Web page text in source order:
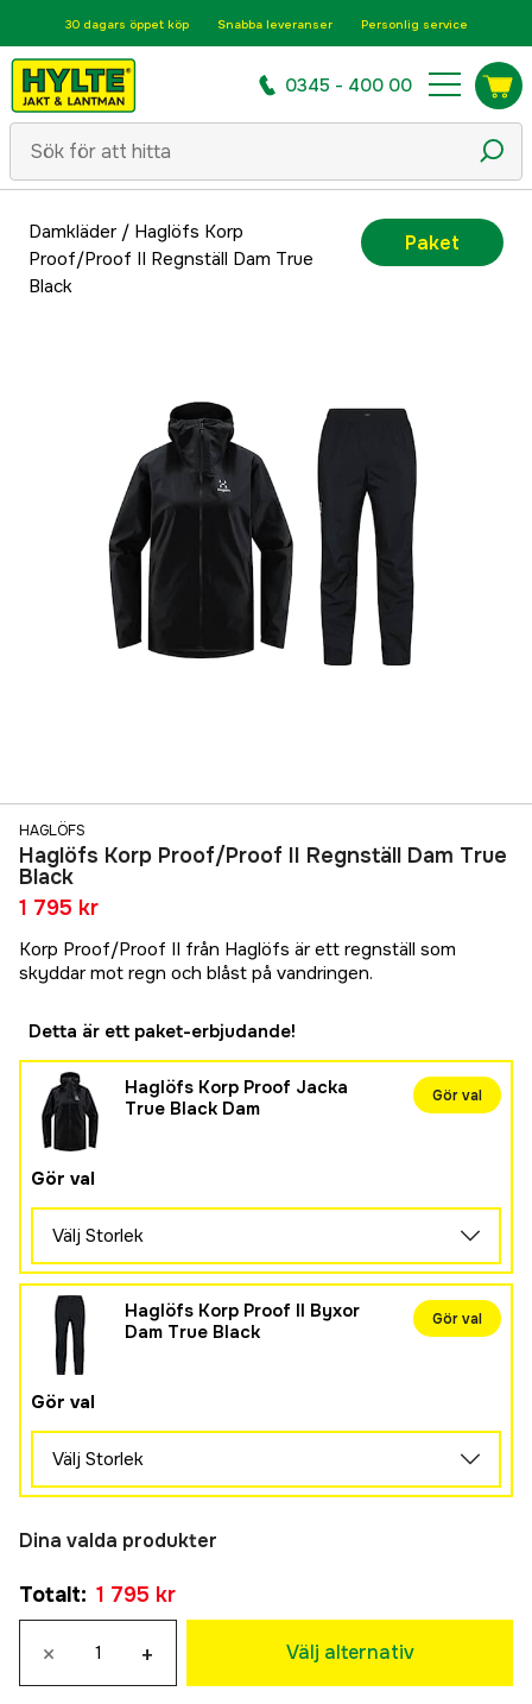
30 dagars öppet köp Snabba leveranser Personlig service
0345 - 400 00
Damkläder/ Haglöfs Korp
Proof/Proof II Regnställ Dam True
Black
Paket
HAGLÖFS
Haglöfs Korp Proof/Proof II Regnställ Dam True
Black
1 795 kr
Korp Proof/Proof II från Haglöfs är ett regnställ som
skyddar mot regn och blåst på vandringen.
Detta är ett paket-erbjudande!
Haglöfs Korp Proof Jacka
True Black Dam
Gör val
Gör val
Välj Storlek
S
1 800 kr
M
1 800 kr
1 800 kr
XL
1 800 kr
Haglöfs Korp Proof II Byxor
Dam True Black
Gör val
Gör val
Välj Storlek
S
M
995 kr
L
XL
995 kr
Dina valda produkter
Totalt: 1 795 kr
× + Välj alternativ